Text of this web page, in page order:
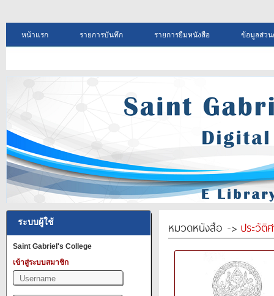
หน้าแรก รายการบันทึก รายการยืมหนังสือ ข้อมูลส่ว
ระบบผู้ใช้
Saint Gabriel's College
เข้าสู่ระบบสมาชิก
หมวดหนังสือ -> ประวัติ